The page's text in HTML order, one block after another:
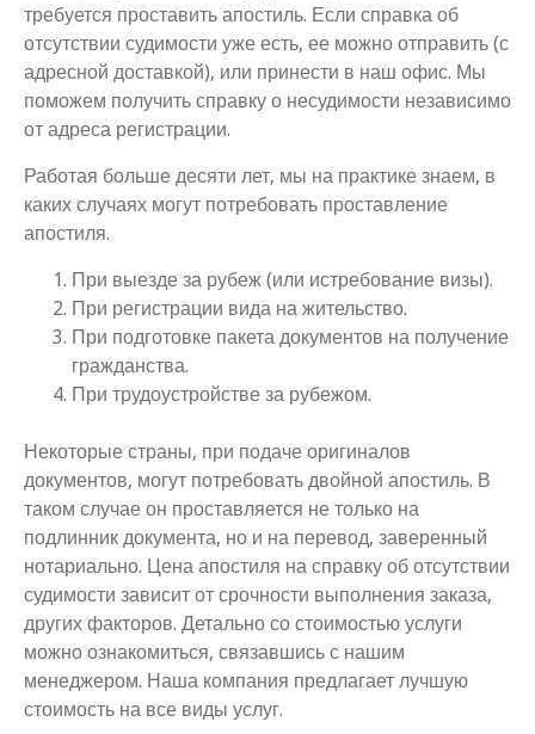
требуется проставить апостиль. Если справка об
отсутствии судимости уже есть, ее можно отправить (с
адресной доставкой), или принести в наш офис. Мы
поможем получить справку о несудимости независимо
от адреса регистрации.
Работая больше десяти лет, мы на практике знаем, в
каких случаях могут потребовать проставление
апостиля.
При выезде за рубеж (или истребование визы).
При регистрации вида на жительство.
При подготовке пакета документов на получение
гражданства.
При трудоустройстве за рубежом.
Некоторые страны, при подаче оригиналов
документов, могут потребовать двойной апостиль. В
таком случае он проставляется не только на
подлинник документа, но и на перевод, заверенный
нотариально. Цена апостиля на справку об отсутствии
судимости зависит от срочности выполнения заказа,
других факторов. Детально со стоимостью услуги
можно ознакомиться, связавшись с нашим
менеджером. Наша компания предлагает лучшую
стоимость на все виды услуг.